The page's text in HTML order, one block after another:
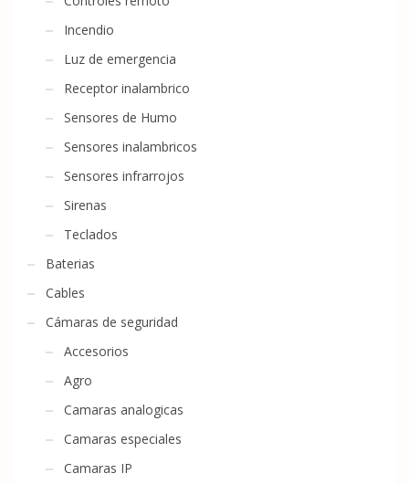
Incendio
Luz de emergencia
Receptor inalambrico
Sensores de Humo
Sensores inalambricos
Sensores infrarrojos
Sirenas
Teclados
Baterias
Cables
Cámaras de seguridad
Accesorios
Agro
Camaras analogicas
Camaras especiales
Camaras IP